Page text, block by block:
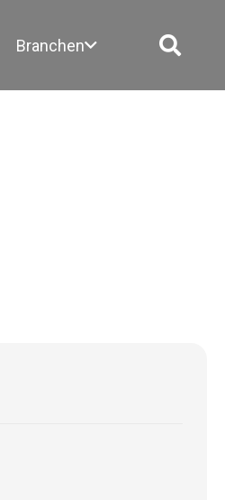
Branchen